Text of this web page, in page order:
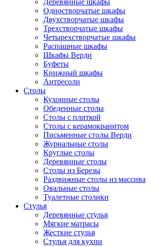
Деревянные шкафы
Одностворчатые шкафы
Двухстворчатые шкафы
Трехстворчатые шкафы
Четырехстворчатые шкафы
Распашные шкафы
Шкафы Верди
Буфеты
Книжный шкафы
Антресоли
Столы
Кухонные столы
Обеденные столы
Столы с плиткой
Столы с керамокранитом
Письменные столы Верди
Журнальные столы
Круглые столы
Деревянные столы
Столы из Березы
Раздвижные столы из массива
Овальные столы
Туалетные столики
Стулья
Деревянные стулья
Мягкие матрасы
Жесткие стулья
Стулья для кухни